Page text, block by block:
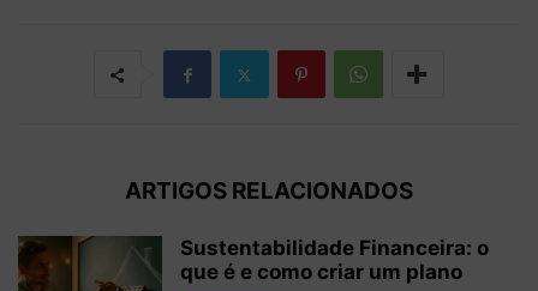
ARTIGOS RELACIONADOS
Sustentabilidade Financeira: o
que é e como criar um plano